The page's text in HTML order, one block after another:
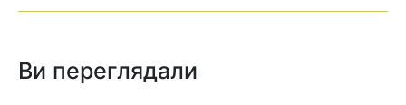
Ви переглядали